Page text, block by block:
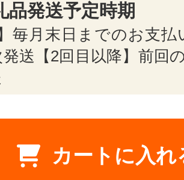
品発送予定時期
】毎月末日までのお支
送【2回目以降】前回
カートに入れ